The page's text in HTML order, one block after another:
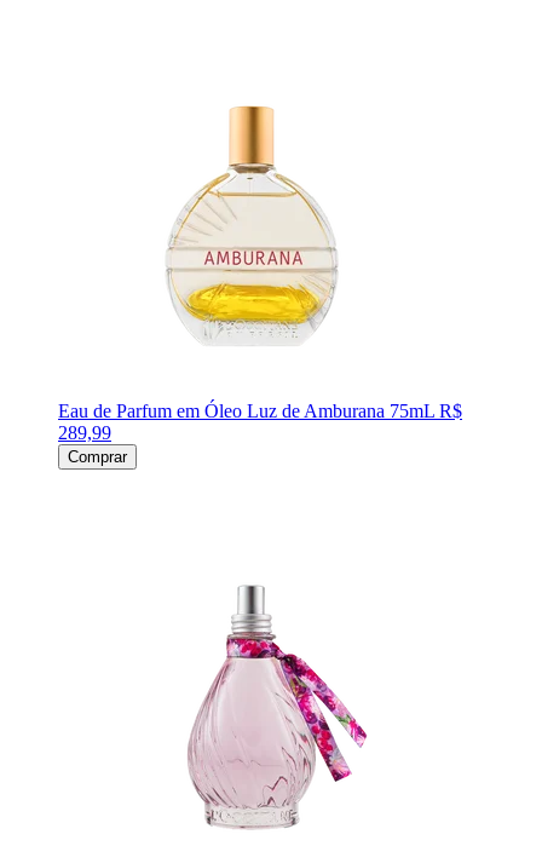
Eau de Parfum em Óleo Luz de Amburana 75mL R$
289,99
Comprar